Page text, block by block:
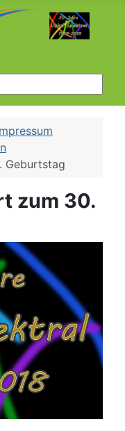
Geburtstag
zum 30.